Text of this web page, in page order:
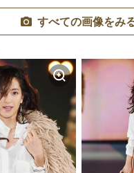
すべての画像をみ